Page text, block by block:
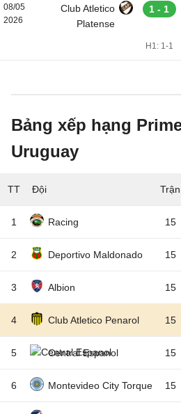
08/05
2026
Club Atletico
Platense
1 - 1
H1: 1-1
Bảng xếp hạng
Uruguay
TT Đội
1 Racing 15
2 Deportivo Maldonado 15
3 Albion 15
4 Club Atletico Penarol 15
5 Central Espanol 15
6 Montevideo City Torque 15